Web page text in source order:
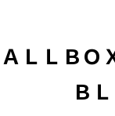
ＬＬＢＯ
ＡＣ